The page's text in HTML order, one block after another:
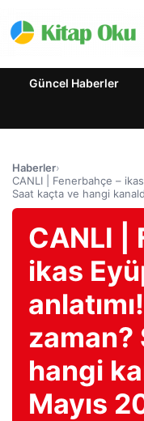
Güncel Haberler
Haberler›
CANLI | Fenerbahçe –
Saat kaçta ve hangi
CANLI |
ikas
zaman?
hangi
Mayıs